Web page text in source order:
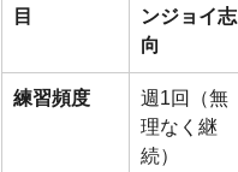
目
ンジョイ志
向
練習頻度
週1回（無
理なく継
続）